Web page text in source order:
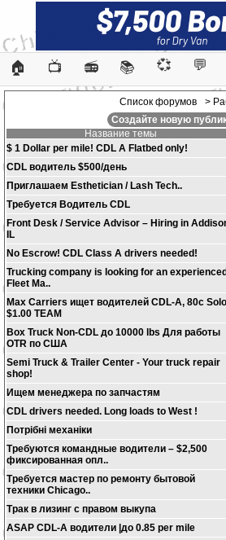
🏠 📺 📻 📚 💞 💬
Список форумов
>
Создайте новую
Название темы
$ 1 Dollar per mile! CDL A Flatbed only!
CDL водитель $500/день
Приглашаем Esthetician / Lash Tech..
Требуется Водитель CDL
Front Desk / Service Advisor – Hiring in
IL
No Escrow! CDL Class A drivers needed!
Trucking company is looking for an experienced
Fleet Ma..
Max Carriers ищет водителей CDL-A, 80c
$1.00 TEAM
Box Truck Non-CDL до 10000 lbs Для работы
OTR по США
Semi Truck & Trailer Center - Your truck repair
shop!
Ищем менеджера по запчастям
CDL drivers needed. Long loads to West !
Потрiбнi механіки
Требуются командные водители – $2,500
фиксированная опл..
Tребуется мастер по ремонту бытовой
техники Chicago..
Трак в лизинг с правом выкупа
ASAP CDL-A водители |до 0.85 per mile